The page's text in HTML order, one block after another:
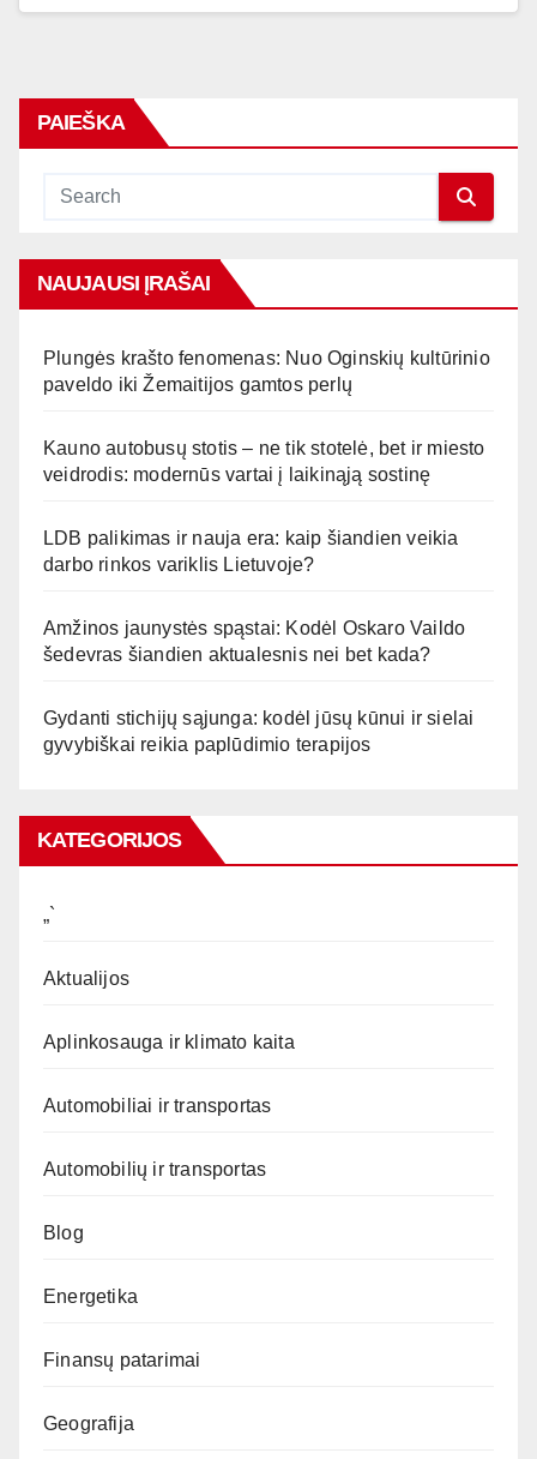
PAIEŠKA
NAUJAUSI ĮRAŠAI
Plungės krašto fenomenas: Nuo Oginskių kultūrinio
paveldo iki Žemaitijos gamtos perlų
Kauno autobusų stotis – ne tik stotelė, bet ir miesto
veidrodis: modernūs vartai į laikinąją sostinę
LDB palikimas ir nauja era: kaip šiandien veikia
darbo rinkos variklis Lietuvoje?
Amžinos jaunystės spąstai: Kodėl Oskaro Vaildo
šedevras šiandien aktualesnis nei bet kada?
Gydanti stichijų sąjunga: kodėl jūsų kūnui ir sielai
gyvybiškai reikia paplūdimio terapijos
KATEGORIJOS
„`
Aktualijos
Aplinkosauga ir klimato kaita
Automobiliai ir transportas
Automobilių ir transportas
Blog
Energetika
Finansų patarimai
Geografija